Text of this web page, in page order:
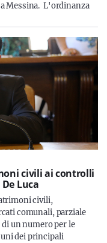
Messina. L'ordinanza
civili ai controlli
Luca
civili,
comunali, parziale
un numero per le
dei principali